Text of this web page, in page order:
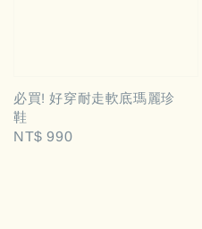
必買! 好穿耐走軟底瑪麗珍
鞋
Regular
NT$ 990